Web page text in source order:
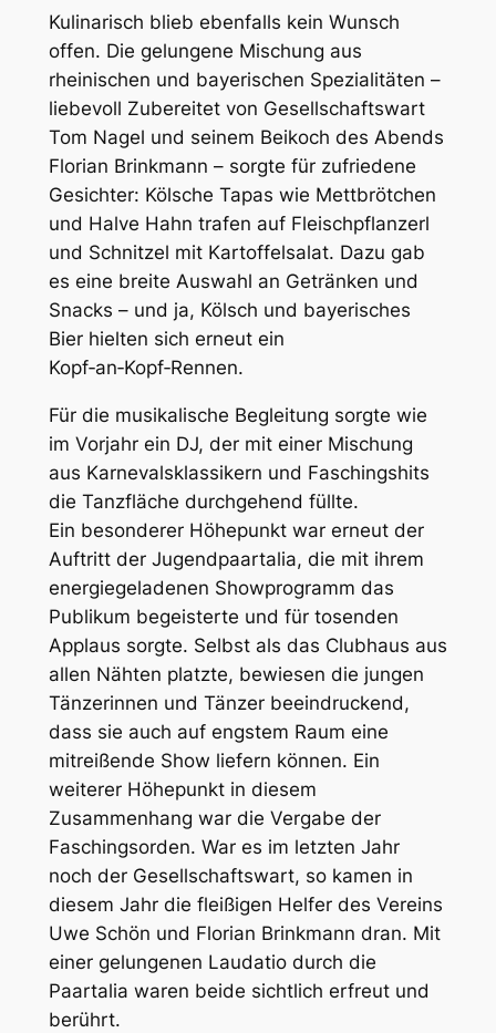
Kulinarisch blieb ebenfalls kein Wunsch
offen. Die gelungene Mischung aus
rheinischen und bayerischen Spezialitäten –
liebevoll Zubereitet von Gesellschaftswart
Tom Nagel und seinem Beikoch des Abends
Florian Brinkmann – sorgte für zufriedene
Gesichter: Kölsche Tapas wie Mettbrötchen
und Halve Hahn trafen auf Fleischpflanzerl
und Schnitzel mit Kartoffelsalat. Dazu gab
es eine breite Auswahl an Getränken und
Snacks – und ja, Kölsch und bayerisches
Bier hielten sich erneut ein
Kopf‑an‑Kopf‑Rennen.
Für die musikalische Begleitung sorgte wie
im Vorjahr ein DJ, der mit einer Mischung
aus Karnevalsklassikern und Faschingshits
die Tanzfläche durchgehend füllte.
Ein besonderer Höhepunkt war erneut der
Auftritt der Jugendpaartalia, die mit ihrem
energiegeladenen Showprogramm das
Publikum begeisterte und für tosenden
Applaus sorgte. Selbst als das Clubhaus aus
allen Nähten platzte, bewiesen die jungen
Tänzerinnen und Tänzer beeindruckend,
dass sie auch auf engstem Raum eine
mitreißende Show liefern können. Ein
weiterer Höhepunkt in diesem
Zusammenhang war die Vergabe der
Faschingsorden. War es im letzten Jahr
noch der Gesellschaftswart, so kamen in
diesem Jahr die fleißigen Helfer des Vereins
Uwe Schön und Florian Brinkmann dran. Mit
einer gelungenen Laudatio durch die
Paartalia waren beide sichtlich erfreut und
berührt.